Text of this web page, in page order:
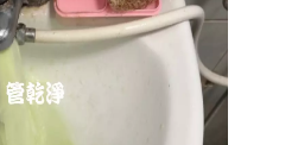
是咖啡色，地下水含有氧化
垢，洗出來的水會跟石油一
，是因為裡面有銅的物質，
綠，如是藍色...